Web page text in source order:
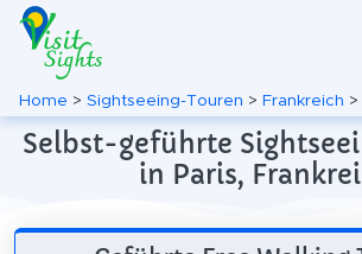
Home > Sightseeing-Touren > Frankreich >
Selbst-geführte
in Paris,